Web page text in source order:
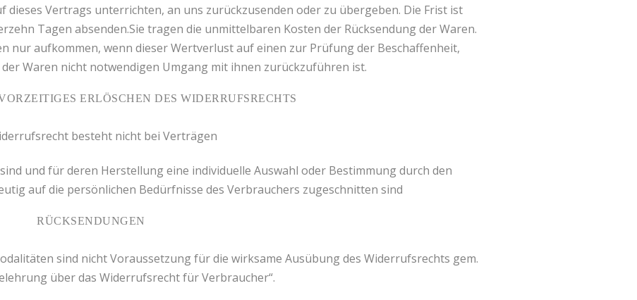
dieses Vertrags unterrichten, an uns zurückzusenden oder zu übergeben. Die Frist ist
Tagen absenden.Sie tragen die unmittelbaren Kosten der Rücksendung der Waren.
nur aufkommen, wenn dieser Wertverlust auf einen zur Prüfung der Beschaffenheit,
Waren nicht notwendigen Umgang mit ihnen zurückzuführen ist.
ERLÖSCHEN DES WIDERRUFSRECHTS
besteht nicht bei Verträgen
und für deren Herstellung eine individuelle Auswahl oder Bestimmung durch den
auf die persönlichen Bedürfnisse des Verbrauchers zugeschnitten sind
RÜCKSENDUNGEN
sind nicht Voraussetzung für die wirksame Ausübung des Widerrufsrechts gem.
über das Widerrufsrecht für Verbraucher“.